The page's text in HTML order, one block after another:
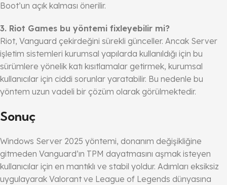
Boot’un açık kalması önerilir.
3. Riot Games bu yöntemi fixleyebilir mi?
Riot, Vanguard çekirdeğini sürekli günceller. Ancak Server
işletim sistemleri kurumsal yapılarda kullanıldığı için bu
sürümlere yönelik katı kısıtlamalar getirmek, kurumsal
kullanıcılar için ciddi sorunlar yaratabilir. Bu nedenle bu
yöntem uzun vadeli bir çözüm olarak görülmektedir.
Sonuç
Windows Server 2025 yöntemi, donanım değişikliğine
gitmeden Vanguard’ın TPM dayatmasını aşmak isteyen
kullanıcılar için en mantıklı ve stabil yoldur. Adımları eksiksiz
uygulayarak Valorant ve League of Legends dünyasına